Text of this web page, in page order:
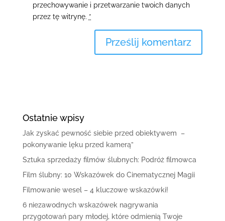
przechowywanie i przetwarzanie twoich danych
przez tę witrynę. *
Ostatnie wpisy
Jak zyskać pewność siebie przed obiektywem –
pokonywanie lęku przed kamerą”
Sztuka sprzedaży filmów ślubnych: Podróż filmowca
Film ślubny: 10 Wskazówek do Cinematycznej Magii
Filmowanie wesel – 4 kluczowe wskazówki!
6 niezawodnych wskazówek nagrywania
przygotowań pary młodej, które odmienią Twoje